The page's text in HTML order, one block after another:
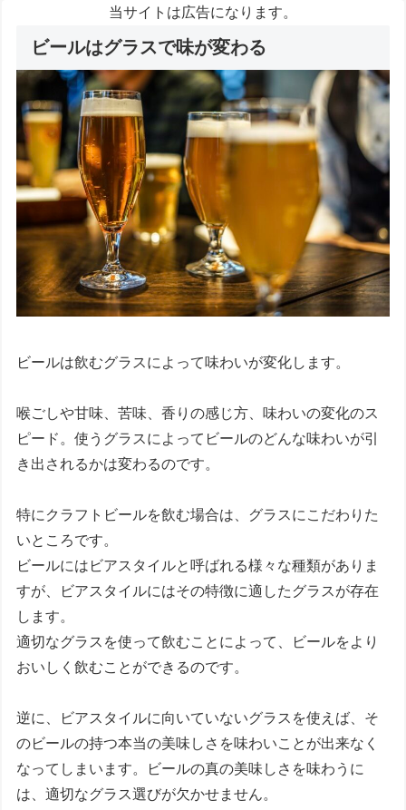
当サイトは広告になります。
ビールはグラスで味が変わる
ビールは飲むグラスによって味わいが変化します。
喉ごしや甘味、苦味、香りの感じ方、味わいの変化のス
ピード。使うグラスによってビールのどんな味わいが引
き出されるかは変わるのです。
特にクラフトビールを飲む場合は、グラスにこだわりた
いところです。
ビールにはビアスタイルと呼ばれる様々な種類がありま
すが、ビアスタイルにはその特徴に適したグラスが存在
します。
適切なグラスを使って飲むことによって、ビールをより
おいしく飲むことができるのです。
逆に、ビアスタイルに向いていないグラスを使えば、そ
のビールの持つ本当の美味しさを味わいことが出来なく
なってしまいます。ビールの真の美味しさを味わうに
は、適切なグラス選びが欠かせません。